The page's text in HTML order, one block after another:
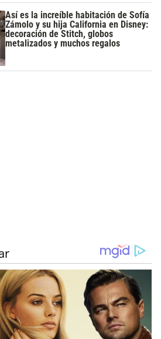
Así es la increíble habitación de Sofía
Zámolo y su hija California en Disney:
decoración de Stitch, globos
metalizados y muchos regalos